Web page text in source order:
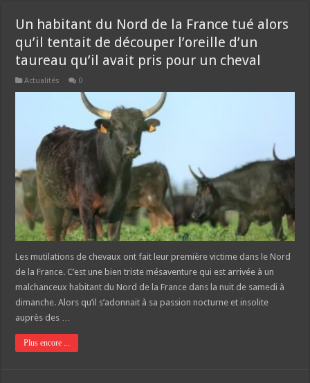
Un habitant du Nord de la France tué alors
qu’il tentait de découper l’oreille d’un
taureau qu’il avait pris pour un cheval
Actualités 0
Les mutilations de chevaux ont fait leur première victime dans le Nord
de la France. C’est une bien triste mésaventure qui est arrivée à un
malchanceux habitant du Nord de la France dans la nuit de samedi à
dimanche. Alors qu’il s’adonnait à sa passion nocturne et insolite
auprès des …
Plus encore ...